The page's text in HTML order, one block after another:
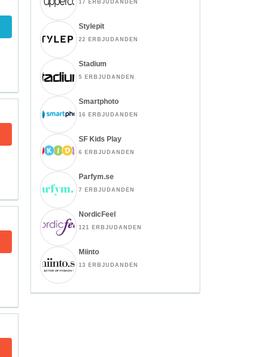
17 ERBJUDANDEN
Stylepit
22 ERBJUDANDEN
Stadium
5 ERBJUDANDEN
Smartphoto
16 ERBJUDANDEN
SF Kids Play
6 ERBJUDANDEN
Parfym.se
7 ERBJUDANDEN
NordicFeel
121 ERBJUDANDEN
Miinto
13 ERBJUDANDEN